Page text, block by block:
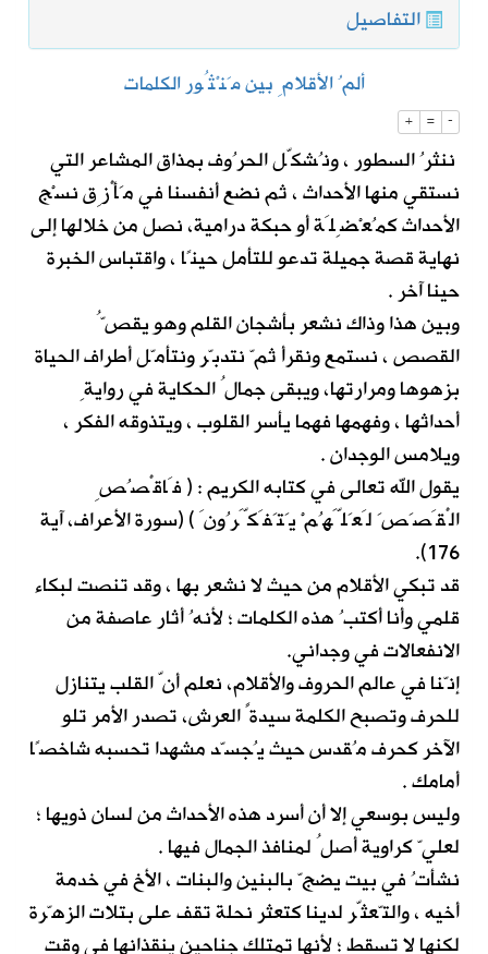
التفاصيل
ألمُ الأقلامِ بين مَنْثُور الكلمات
+ = -
‏ ننثرُ السطور ، ونُشكّل الحرُوف بمذاق المشاعر التي
نستقي منها الأحداث ، ثم نضع أنفسنا في مَأْزِق نسْج
الأحداث كمُعْضِلَة أو حبكة درامية، نصل من خلالها إلى
نهاية قصة جميلة تدعو للتأمل حينًا ، واقتباس الخبرة
حينا آخر .
وبين هذا وذاك نشعر بأشجان القلم وهو يقصُّ
القصص ، نستمع ونقرأ ثمّ نتدبّر ونتأمّل أطراف الحياة
بزهوها ومرارتها، ويبقى جمالُ الحكاية في روايةِ
أحداثها ، وفهمها فهما يأسر القلوب ، ويتذوقه الفكر ،
ويلامس الوجدان .
يقول الله تعالى في كتابه الكريم : ( فَاقْصُصِ
الْقَصَصَ لَعَلَّهُمْ يَتَفَكَّرُونَ ) (سورة الأعراف، آية
176).
قد تبكي الأقلام من حيث لا نشعر بها ، وقد تنصت لبكاء
قلمي وأنا أكتبُ هذه الكلمات ؛ لأنهُ أثار عاصفة من
الانفعالات في وجداني.
إنّنا في عالم الحروف والأقلام، نعلم أنّ القلب يتنازل
للحرف وتصبح الكلمة سيدةً العرش، تصدر الأمر تلو
الآخر كحرف مُقدس حيث يُجسّد مشهدا تحسبه شاخصًا
أمامك .
وليس بوسعي إلا أن أسرد هذه الأحداث من لسان ذويها ؛
لعليّ كراوية أصلُ لمنافذ الجمال فيها .
نشأتُ في بيت يضجّ بالبنين والبنات ، الأخ في خدمة
أخيه ، والتّعثّر لدينا كتعثر نحلة تقف على بتلات الزهّرة
لكنها لا تسقط ؛ لأنها تمتلك جناحين ينقذانها في وقت